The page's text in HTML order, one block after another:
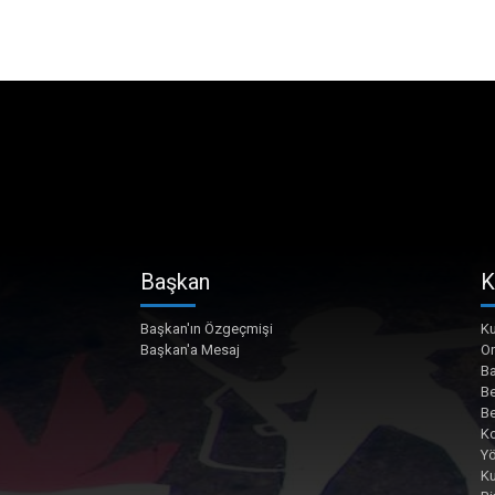
Başkan
Başkan'ın Özgeçmişi
Başkan'a Mesaj